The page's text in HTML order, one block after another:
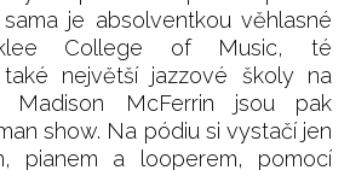
je absolventkou věhlasné
College of Music, té
také největší jazzové školy na
Madison McFerrin jsou pak
show. Na pódiu si vystačí jen
pianem a looperem, pomocí